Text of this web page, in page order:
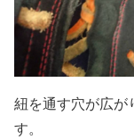
紐を通す穴が広が
す。